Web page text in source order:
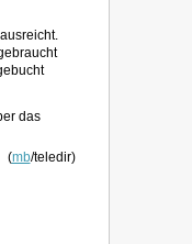
das
(mb/teledir)